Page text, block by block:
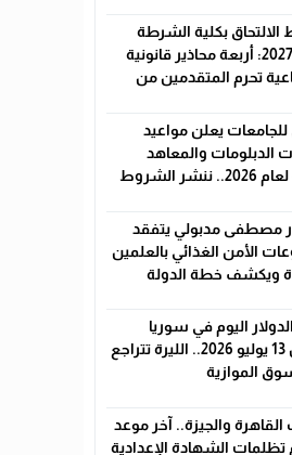
بكلية الشرطة
2026-2027: أربعة محاذير قانونية
تحرم المتقدمين من
للجامعات يعلن مواعيد
الدبلومات والمعاهد
الفنية لعام 2026.. ننشر الشروط
مصطفى مدبولي يتفقد
الأمن الغذائي بالعلمين
ويكشف خطة الدولة
اليوم في سوريا
الإثنين 13 يوليو 2026.. الليرة تتراجع
الموازية
والجيزة.. آخر موعد
تظلمات الشهادة الإعدادية